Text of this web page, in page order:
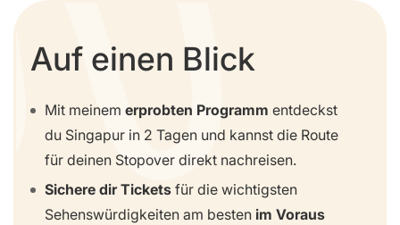
Auf einen Blick
Mit meinem erprobten Programm entdeckst
du Singapur in 2 Tagen und kannst die Route
für deinen Stopover direkt nachreisen.
Sichere dir Tickets für die wichtigsten
Sehenswürdigkeiten am besten im Voraus